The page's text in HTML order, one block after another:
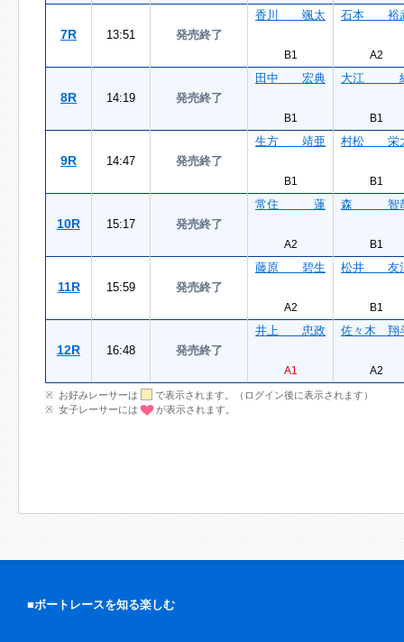
7R 13:51 発売終了
香川 颯太
B1
石本 裕
A2
8R 14:19 発売終了
田中 宏典
B1
大江
B1
9R 14:47 発売終了
生方 靖亜
B1
村松 栄
B1
10R 15:17 発売終了
常住 蓮
A2
森 智
B1
11R 15:59 発売終了
藤原 碧生
A2
松井 友
B1
12R 16:48 発売終了
井上 忠政
A1
佐々木 翔
A2
お好みレーサーは
で表示されます。（ログイン後に表示されます）
女子レーサーには
が表示されます。
■ボートレースを知る楽しむ